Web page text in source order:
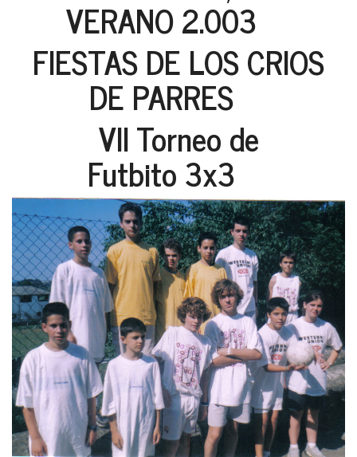
VERANO 2.003
FIESTAS DE LOS CRIOS
DE PARRES
VII Torneo de
Futbito 3x3